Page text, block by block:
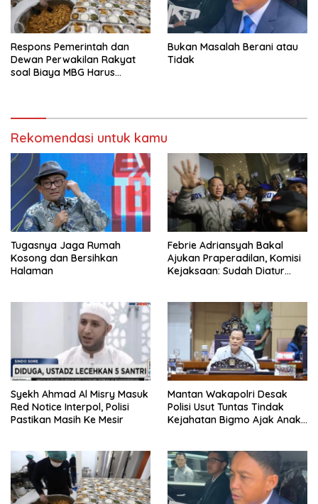
Respons Pemerintah dan
Dewan Perwakilan Rakyat
soal Biaya MBG Harus
Bukan Masalah Berani atau
Tidak
Rekomendasi untuk kamu
Tugasnya Jaga Rumah
Kosong dan Bersihkan
Halaman
Febrie Adriansyah Bakal
Ajukan Praperadilan, Komisi
Kejaksaan: Sudah Diatur
Syekh Ahmad Al Misry Masuk
Red Notice Interpol, Polisi
Pastikan Masih Ke Mesir
Mantan Wakapolri Desak
Polisi Usut Tuntas Tindak
Kejahatan Bigmo Ajak Anak